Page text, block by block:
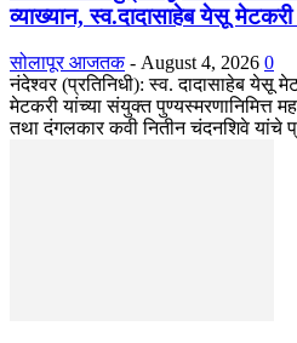
व्याख्यान, स्व.दादासाहेब येसू
सोलापूर आजतक - August 4, 2026 0
नंदेश्वर (प्रतिनिधी): स्व. दादासाहेब येसू
मेटकरी यांच्या संयुक्त पुण्यस्मरणानिमित्त
तथा दंगलकार कवी नितीन चंदनशिवे यांचे